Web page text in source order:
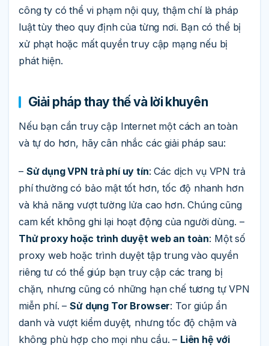
công ty có thể vi phạm nội quy, thậm chí là pháp
luật tùy theo quy định của từng nơi. Bạn có thể bị
xử phạt hoặc mất quyền truy cập mạng nếu bị
phát hiện.
Giải pháp thay thế và lời khuyên
Nếu bạn cần truy cập Internet một cách an toàn
và tự do hơn, hãy cân nhắc các giải pháp sau:
– Sử dụng VPN trả phí uy tín: Các dịch vụ VPN trả
phí thường có bảo mật tốt hơn, tốc độ nhanh hơn
và khả năng vượt tường lửa cao hơn. Chúng cũng
cam kết không ghi lại hoạt động của người dùng. –
Thử proxy hoặc trình duyệt web an toàn: Một số
proxy web hoặc trình duyệt tập trung vào quyền
riêng tư có thể giúp bạn truy cập các trang bị
chặn, nhưng cũng có những hạn chế tương tự VPN
miễn phí. –Sử dụng Tor Browser: Tor giúp ẩn
danh và vượt kiểm duyệt, nhưng tốc độ chậm và
không phù hợp cho mọi nhu cầu. – Liên hệ với